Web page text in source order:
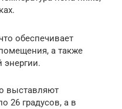
обеспечивает
а также
энергии.
выставляют
26 градусов, а в